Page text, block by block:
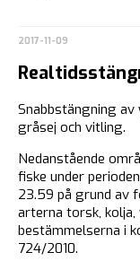
2017-11-09
Snabbstängning
gråsej och vitling.
Nedanstående
fiske under perioden
23.59 på grund av
arterna torsk,
bestämmelserna i
724/2010.